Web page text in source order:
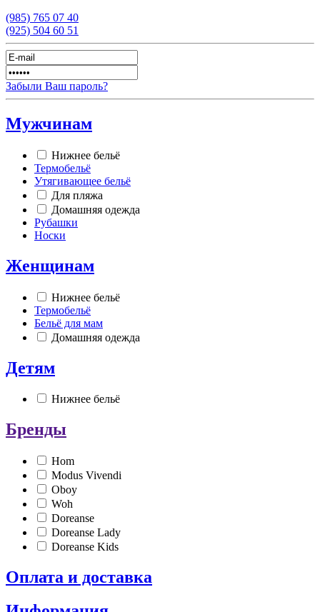
(985) 765 07 40
(925) 504 60 51
Забыли Ваш пароль?
Мужчинам
Нижнее бельё
Термобельё
Утягивающее бельё
Для пляжа
Домашняя одежда
Рубашки
Носки
Женщинам
Нижнее бельё
Термобельё
Бельё для мам
Домашняя одежда
Детям
Нижнее бельё
Бренды
Hom
Modus Vivendi
Oboy
Woh
Doreanse
Doreanse Lady
Doreanse Kids
Оплата и доставка